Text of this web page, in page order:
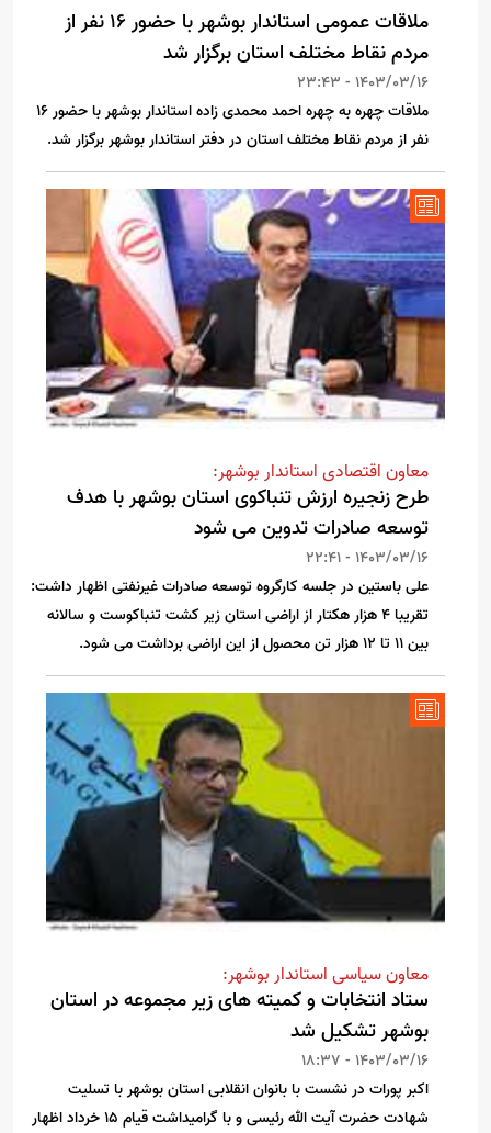
ملاقات عمومی استاندار بوشهر با حضور ۱۶ نفر از
مردم نقاط مختلف استان برگزار شد
1403/03/16 - 23:43
ملاقات چهره به چهره احمد محمدی زاده استاندار بوشهر با حضور ۱۶
نفر از مردم نقاط مختلف استان در دفتر استاندار بوشهر برگزار شد.
معاون اقتصادی استاندار بوشهر:
طرح زنجیره ارزش تنباکوی استان بوشهر با هدف
توسعه صادرات تدوین می شود
1403/03/16 - 22:41
علی باستین در جلسه کارگروه توسعه صادرات غیرنفتی اظهار داشت:
تقریبا ۴ هزار هکتار از اراضی استان زیر کشت تنباکوست و سالانه
بین ۱۱ تا ۱۲ هزار تن محصول از این اراضی برداشت می شود.
معاون سیاسی استاندار بوشهر:
ستاد انتخابات و کمیته های زیر مجموعه در استان
بوشهر تشکیل شد
1403/03/16 - 18:37
اکبر پورات در نشست با بانوان انقلابی استان بوشهر با تسلیت
شهادت حضرت آیت الله رئیسی و با گرامیداشت قیام ۱۵ خرداد اظهار